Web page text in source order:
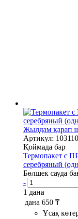
Жылдам қарап
Артикул: 103110
Қоймада бар
Термопакет с
серебряный
Бөлшек сауда
-
1 дана
дана 650 ₸
Ұсақ